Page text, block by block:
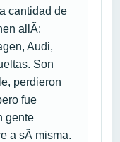
cantidad de
allÃ­:
Audi,
Son
perdieron
fue
gente
a sÃ­ misma.